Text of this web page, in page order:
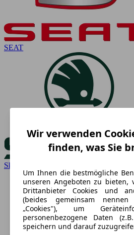
SEAT
Skoda
Wir verwenden
finden, was Sie
Um Ihnen die bestmögliche
unseren Angeboten zu bieten,
Drittanbieter Cookies und
(beides gemeinsam
„Cookies"), um
personenbezogene Daten
speichern und darauf